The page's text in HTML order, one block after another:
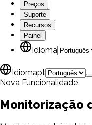
Preços
Suporte
Recursos
Painel
Idioma
Idiomapt
Nova Funcionalidade
Monitorização